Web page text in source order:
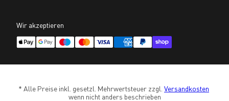
Wir akzeptieren
* Alle Preise inkl. gesetzl. Mehrwertsteuer zzgl. Versandkosten
wenn nicht anders beschrieben